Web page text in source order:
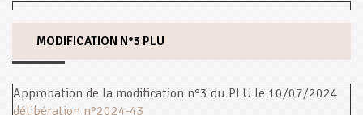
MODIFICATION N°3 PLU
Approbation de la modification n°3 du PLU le 10/07/2024
délibération n°2024-43